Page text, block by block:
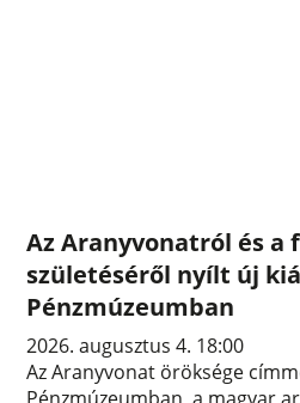
Az Aranyvonatról és a
születéséről nyílt új
Pénzmúzeumban
2026. augusztus 4. 18:00
Az Aranyvonat öröksége